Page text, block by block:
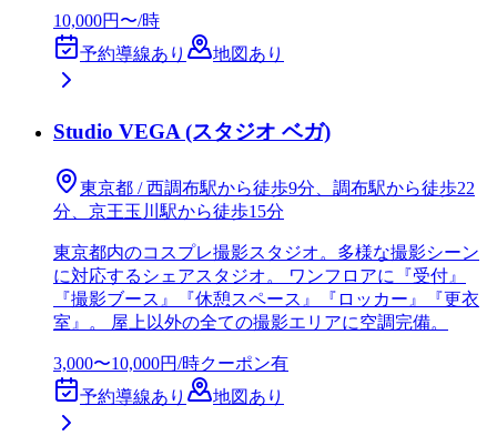
10,000円〜/時
予約導線あり
地図あり
Studio VEGA (スタジオ ベガ)
東京都 / 西調布駅から徒歩9分、調布駅から徒歩22
分、京王玉川駅から徒歩15分
東京都内のコスプレ撮影スタジオ。多様な撮影シーン
に対応するシェアスタジオ。 ワンフロアに『受付』
『撮影ブース』『休憩スペース』『ロッカー』『更衣
室』。 屋上以外の全ての撮影エリアに空調完備。
3,000〜10,000円/時クーポン有
予約導線あり
地図あり